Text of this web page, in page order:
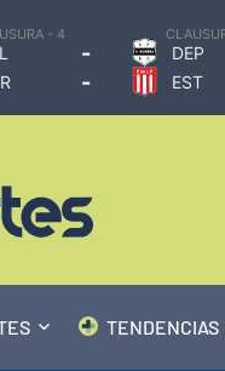
- 4
-
-
DEP
EST
TENDENCIAS